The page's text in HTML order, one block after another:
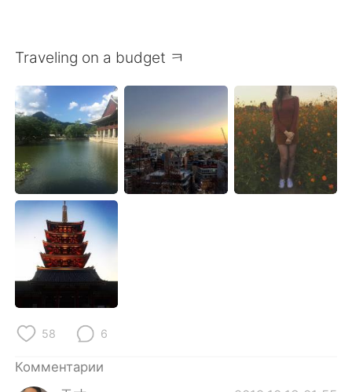
한국어 ไทย
Indonesia Italiano
Türkçe Tiếng Việt
Português
Traveling on a budget ㅋ
58 6
Комментарии